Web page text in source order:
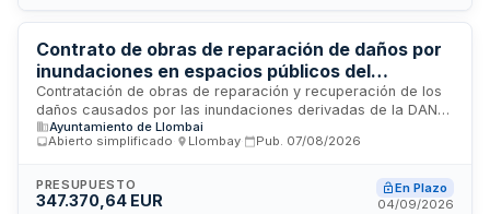
Contrato de obras de reparación de daños por
inundaciones en espacios públicos del
Ayuntamiento de Llombai
Contratación de obras de reparación y recuperación de los
daños causados por las inundaciones derivadas de la DANA
en espacios urbanos públicos de Llombai, incluyendo la
Plaza de la Creu, Calle Mayor y Plaza Mayor. Las obras
drenaje y recuperación de condiciones de accesibilidad y
seguridad de estos espacios. La ejecución está financiada
Ayuntamiento de Llombai
Abierto simplificado
Llombay Pub. 07/08/2026
PRESUPUESTO
347.370,64 EUR
En Plazo
04/09/2026